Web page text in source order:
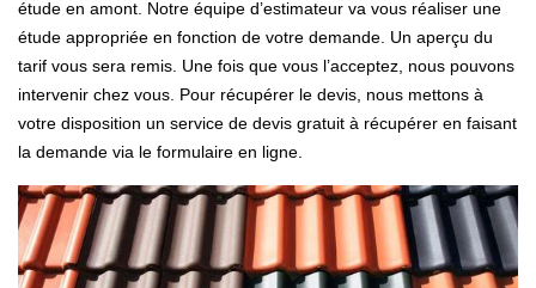
étude en amont. Notre équipe d’estimateur va vous réaliser une
étude appropriée en fonction de votre demande. Un aperçu du
tarif vous sera remis. Une fois que vous l’acceptez, nous pouvons
intervenir chez vous. Pour récupérer le devis, nous mettons à
votre disposition un service de devis gratuit à récupérer en faisant
la demande via le formulaire en ligne.